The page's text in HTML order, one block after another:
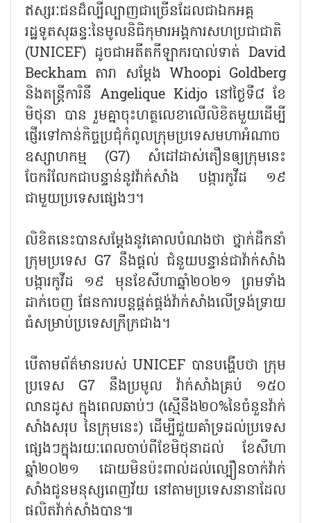
ឥស្សរៈជនដ៏ល្បីល្បាញជាច្រើនដែលជាឯកអគ្គ
រដ្ឋទូតសុឆន្ទៈនៃមូលនិធិកុមារអង្គការសហប្រជាជាតិ
(UNICEF) ដូចជាអតីតកីឡាករបាល់ទាត់ David
Beckham តារា សម្ដែង Whoopi Goldberg
និងតន្ត្រីការិនី Angelique Kidjo នៅថ្ងៃទី៨ ខែ
មិថុនា បាន រួមគ្នាចុះហត្ថលេខាលើលិខិតមួយដើម្បី
ផ្ញើរទៅកាន់កិច្ចប្រជុំកំពូលក្រុមប្រទេសមហាអំណាច
ឧស្សាហកម្ម (G7) សំដៅដាស់តឿនឲ្យក្រុមនេះ
ចែករំលែកជាបន្ទាន់នូវវ៉ាក់សាំង បង្ការកូវីដ ១៩
ជាមួយប្រទេសផ្សេងៗ។
លិខិតនេះបានសម្ដែងនូវគោលបំណងថា ថ្នាក់ដឹកនាំ
ក្រុមប្រទេស G7 នឹងផ្ដល់ ជំនួយបន្ទាន់ជាវ៉ាក់សាំង
បង្ការកូវីដ ១៩ មុនខែសីហាឆ្នាំ២០២១ ព្រមទាំង
ដាក់ចេញ ផែនការបន្តផ្គត់ផ្គង់វ៉ាក់សាំងលើទ្រង់ទ្រាយ
ធំសម្រាប់ប្រទេសក្រីក្រជាង។
បើតាមព័ត៌មានរបស់ UNICEF បានបង្ហើបថា ក្រុម
ប្រទេស G7 នឹងប្រមូល វ៉ាក់សាំងគ្រប់ ១៥០
លានដូស ក្នុងពេលឆាប់ៗ (ស្មើនឹង២០%នៃចំនួនវ៉ាក់
សាំងសរុប នៃក្រុមនេះ) ដើម្បីជួយគាំទ្រដល់ប្រទេស
ផ្សេងៗក្នុងរយៈពេលចាប់ពីខែមិថុនាដល់ ខែសីហា
ឆ្នាំ២០២១ ដោយមិនប៉ះពាល់ដល់ល្បឿនចាក់វ៉ាក់
សាំងជូនមនុស្សពេញវ័យ នៅតាមប្រទេសនានាដែល
ផលិតវ៉ាក់សាំងបាន៕